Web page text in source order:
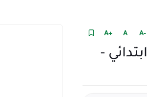
+A A -A
نموذج امتحان الفصل الأول (06) التربية المدنية للسنة 2 ابتدائي -